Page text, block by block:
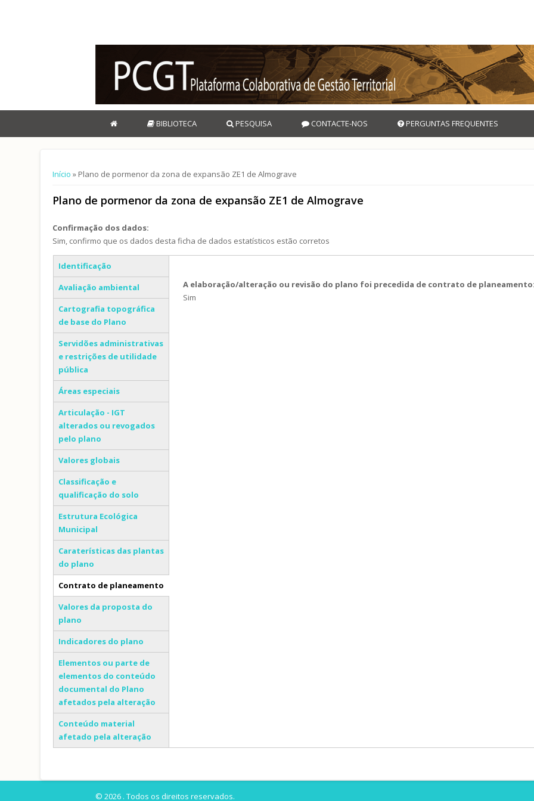
BIBLIOTECA PESQUISA CONTACTE-NOS PERGUNTAS FREQUENTES
Está aqui
Início » Plano de pormenor da zona de expansão ZE1 de Almograve
Plano de pormenor da zona de expansão ZE1 de Almograve
Confirmação dos dados:
Sim, confirmo que os dados desta ficha de dados estatísticos estão corretos
Separadores verticais
Identificação
Avaliação ambiental
Cartografia topográfica
de base do Plano
Servidões administrativas
e restrições de utilidade
pública
Áreas especiais
Articulação - IGT
alterados ou revogados
pelo plano
Valores globais
Classificação e
qualificação do solo
Estrutura Ecológica
Municipal
Caraterísticas das plantas
do plano
Contrato de planeamento
(separador ativo)
Valores da proposta do
plano
Indicadores do plano
Elementos ou parte de
elementos do conteúdo
documental do Plano
afetados pela alteração
Conteúdo material
afetado pela alteração
A elaboração/alteração ou revisão do plano foi precedida de contrato de
Sim
© 2026 . Todos os direitos reservados.